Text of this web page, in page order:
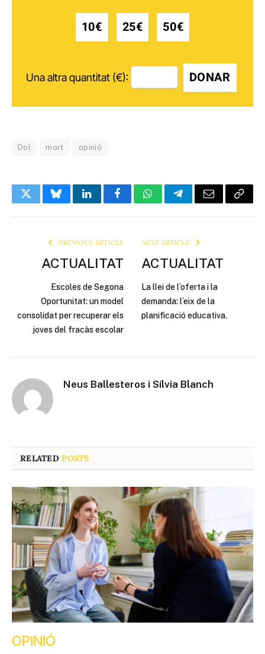
10€ 25€ 50€
Una altra quantitat (€): DONAR
Dol mort opinió
TwitterBlueskyLinkedInFacebookWhatsAppTelegramEmail Copy
PREVIOUS ARTICLE
ACTUALITAT
Escoles de Segona
Oportunitat: un model
consolidat per recuperar els
joves del fracàs escolar
NEXT ARTICLE
ACTUALITAT
La llei de l’oferta i la
demanda: l’eix de la
planificació educativa.
Neus Ballesteros i Sílvia Blanch
RELATEDPOSTS
OPINIÓ